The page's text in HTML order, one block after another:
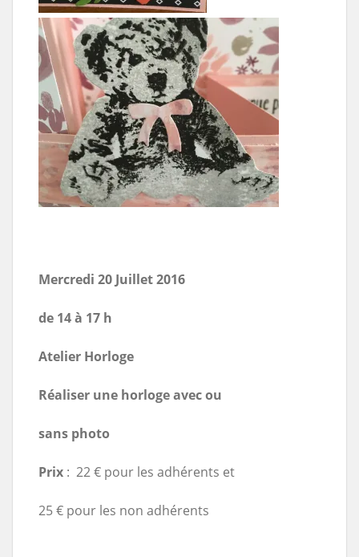
Mercredi 20 Juillet 2016
de 14 à 17 h
Atelier Horloge
Réaliser une horloge avec ou
sans photo
Prix : 22 € pour les adhérents et
25 € pour les non adhérents